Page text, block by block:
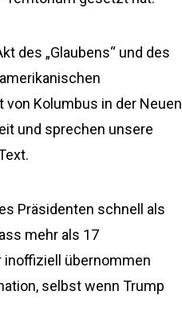
des „Glaubens“ und des
von Kolumbus in der Neuen
und sprechen unsere
Präsidenten schnell als
mehr als 17
inoffiziell übernommen
selbst wenn Trump